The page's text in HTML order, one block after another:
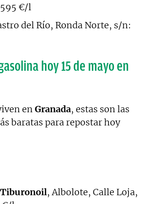
€/l
del Río, Ronda Norte, s/n:
hoy 15 de mayo en
enGranada, estas son las
baratas para repostar hoy
Tiburonoil, Albolote, Calle Loja,